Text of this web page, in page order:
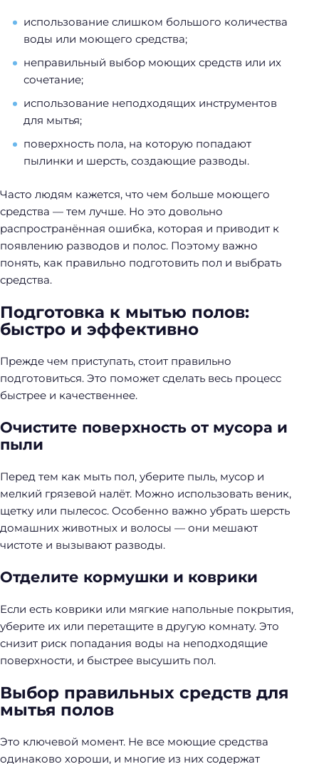
использование слишком большого количества
воды или моющего средства;
неправильный выбор моющих средств или их
сочетание;
использование неподходящих инструментов
для мытья;
поверхность пола, на которую попадают
пылинки и шерсть, создающие разводы.
Часто людям кажется, что чем больше моющего
средства — тем лучше. Но это довольно
распространённая ошибка, которая и приводит к
появлению разводов и полос. Поэтому важно
понять, как правильно подготовить пол и выбрать
средства.
Подготовка к мытью полов:
быстро и эффективно
Прежде чем приступать, стоит правильно
подготовиться. Это поможет сделать весь процесс
быстрее и качественнее.
Очистите поверхность от мусора и
пыли
Перед тем как мыть пол, уберите пыль, мусор и
мелкий грязевой налёт. Можно использовать веник,
щетку или пылесос. Особенно важно убрать шерсть
домашних животных и волосы — они мешают
чистоте и вызывают разводы.
Отделите кормушки и коврики
Если есть коврики или мягкие напольные покрытия,
уберите их или перетащите в другую комнату. Это
снизит риск попадания воды на неподходящие
поверхности, и быстрее высушить пол.
Выбор правильных средств для
мытья полов
Это ключевой момент. Не все моющие средства
одинаково хороши, и многие из них содержат